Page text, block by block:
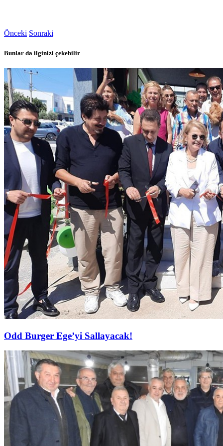
Önceki Sonraki
Bunlar da ilginizi çekebilir
Odd Burger Ege’yi Sallayacak!